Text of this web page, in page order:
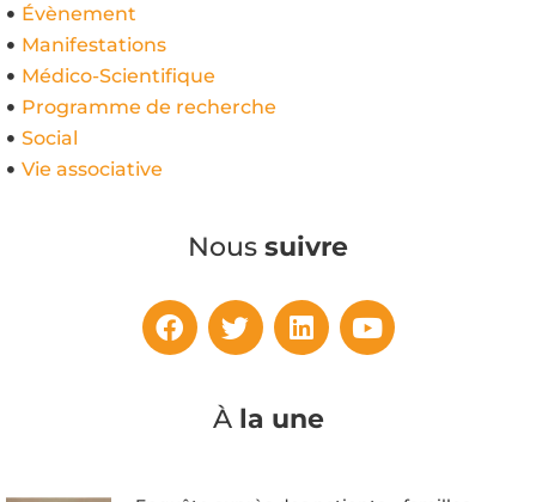
Évènement
Manifestations
Médico-Scientifique
Programme de recherche
Social
Vie associative
Nous suivre
À la une